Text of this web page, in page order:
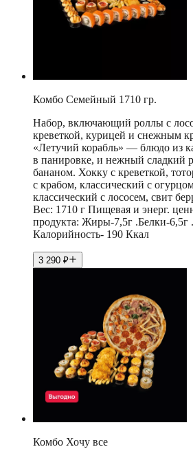
Комбо Семейный 1710 гр.
Набор, включающий роллы с
креветкой, курицей и снежным
«Летучий корабль» — блюдо из
в панировке, и нежный сладкий
бананом. Хокку с креветкой,
с крабом, классический с
классический с лососем, свит
Вес: 1710 г Пищевая и энерг.
продукта: Жиры-7,5г .Белки-6,5г
Калорийность- 190 Ккал
3 290 ₽
Комбо Хочу все